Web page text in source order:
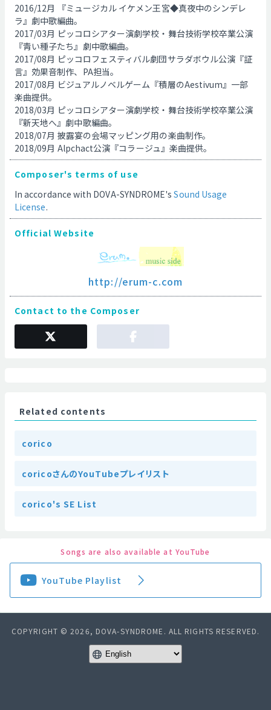
2016/12月 『ミュージカル イケメン王宮◆真夜中のシンデレ
ラ』劇中歌編曲。
2017/03月 ピッコロシアター演劇学校・舞台技術学校卒業公演
『靑い種子たち』劇中歌編曲。
2017/08月 ピッコロフェスティバル劇団サラダボウル公演『証
言』効果音制作、PA担当。
2017/08月 ビジュアルノベルゲーム『積層のAestivum』一部
楽曲提供。
2018/03月 ピッコロシアター演劇学校・舞台技術学校卒業公演
『新天地へ』劇中歌編曲。
2018/07月 披露宴の会場マッピング用の楽曲制作。
2018/09月 Alpchact公演『コラージュ』楽曲提供。
Composer's terms of use
In accordance with DOVA-SYNDROME'sSound Usage
License.
Official Website
http://erum-c.com
Contact to the Composer
Related contents
corico
coricoさんのYouTubeプレイリスト
corico's SE List
Songs are also available at YouTube
YouTube Playlist
COPYRIGHT © 2026, DOVA-SYNDROME. ALL RIGHTS RESERVED.